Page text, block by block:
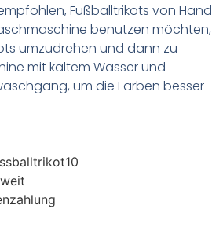
Fußballtrikots von Hand
benutzen möchten,
umzudrehen und dann zu
mit kaltem Wasser und
um die Farben besser